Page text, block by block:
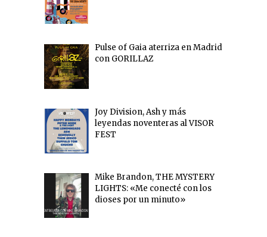
Pulse of Gaia aterriza en Madrid
con GORILLAZ
Joy Division, Ash y más
leyendas noventeras al VISOR
FEST
Mike Brandon, THE MYSTERY
LIGHTS: «Me conecté con los
dioses por un minuto»